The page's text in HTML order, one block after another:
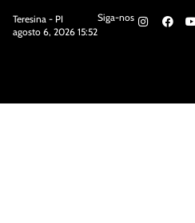
Teresina - PI
agosto 6, 2026 15:52
Siga-nos